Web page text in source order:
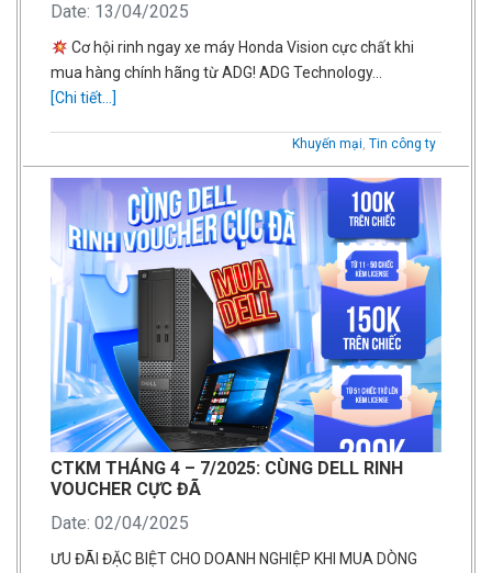
Date: 13/04/2025
Cơ hội rinh ngay xe máy Honda Vision cực chất khi
mua hàng chính hãng từ ADG! ADG Technology…
[Chi tiết...]
Khuyến mại, Tin công ty
CTKM THÁNG 4 – 7/2025: CÙNG DELL RINH
VOUCHER CỰC ĐÃ
Date: 02/04/2025
ƯU ĐÃI ĐẶC BIỆT CHO DOANH NGHIỆP KHI MUA DÒNG